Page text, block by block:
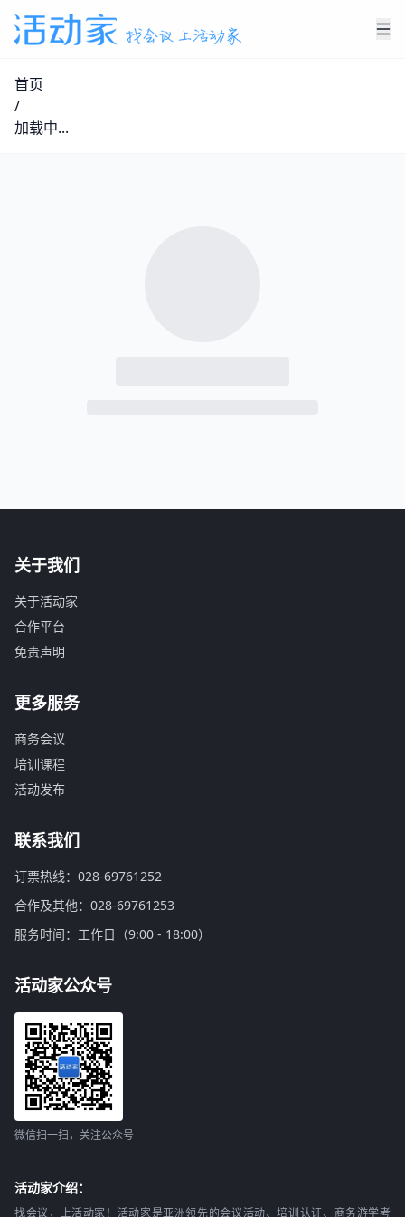
首页
/
加载中...
关于我们
关于活动家
合作平台
免责声明
更多服务
商务会议
培训课程
活动发布
联系我们
订票热线：028-69761252
合作及其他：028-69761253
服务时间：工作日（9:00 - 18:00）
活动家公众号
微信扫一扫，关注公众号
活动家介绍：
找会议，上活动家！活动家是亚洲领先的会议活动、培训认证、商务游学考